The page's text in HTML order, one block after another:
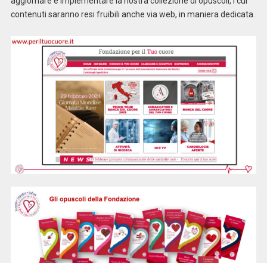
contenuti saranno resi fruibili anche via web, in maniera dedicata.